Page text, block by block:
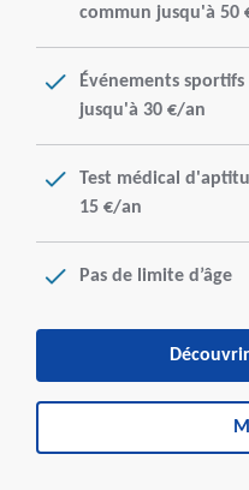
commun jusqu'à 50
Événements
jusqu'à 30 €/an
Test médical
15 €/an
Pas de limite d’âge